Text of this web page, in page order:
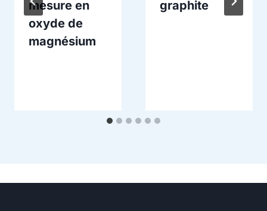
mesure en
oxyde de
magnésium
graphite